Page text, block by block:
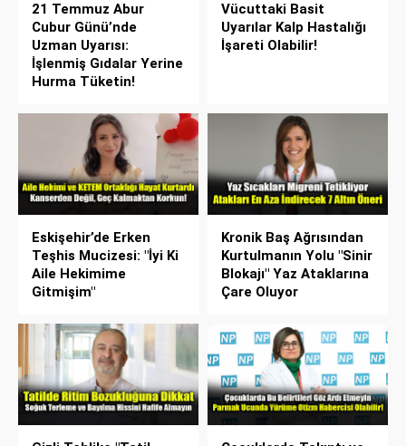
21 Temmuz Abur
Cubur Günü’nde
Uzman Uyarısı:
İşlenmiş Gıdalar Yerine
Hurma Tüketin!
Vücuttaki Basit
Uyarılar Kalp Hastalığı
İşareti Olabilir!
Eskişehir’de Erken
Teşhis Mucizesi: "İyi Ki
Aile Hekimime
Gitmişim"
Kronik Baş Ağrısından
Kurtulmanın Yolu "Sinir
Blokajı" Yaz Ataklarına
Çare Oluyor